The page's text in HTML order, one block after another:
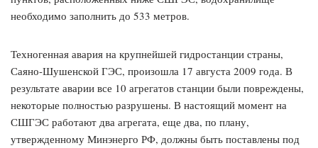
необходимо заполнить до 533 метров.
Техногенная авария на крупнейшей гидростанции страны,
Саяно-Шушенской ГЭС, произошла 17 августа 2009 года. В
результате аварии все 10 агрегатов станции были повреждены,
некоторые полностью разрушены. В настоящий момент на
СШГЭС работают два агрегата, еще два, по плану,
утвержденному Минэнерго РФ, должны быть поставлены под